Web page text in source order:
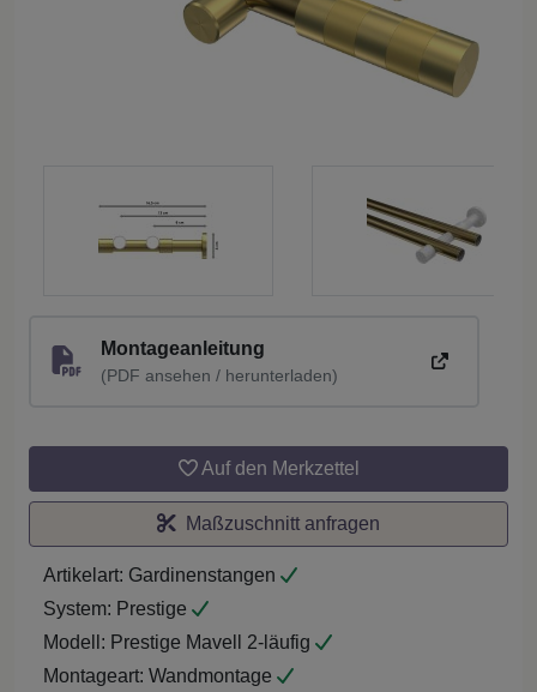
Montageanleitung
(PDF ansehen / herunterladen)
Auf den Merkzettel
Maßzuschnitt anfragen
Artikelart: Gardinenstangen
System: Prestige
Modell: Prestige Mavell 2-läufig
Montageart: Wandmontage